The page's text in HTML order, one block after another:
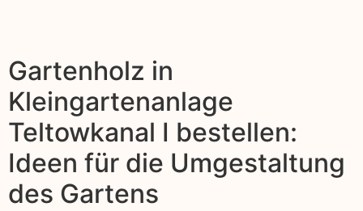
Gartenholz in
Kleingartenanlage
Teltowkanal I bestellen:
Ideen für die Umgestaltung
des Gartens